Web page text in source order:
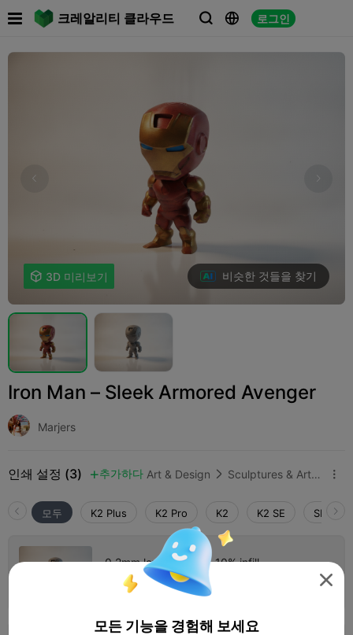
크레알리티 클라우드   로그인
 
 3D 미리보기 비슷한 것들을 찾기
Iron Man – Sleek Armored Avenger
Marjers
인쇄 설정 (3)  추가하다 Art & Design  Sculptures & Artworks 
모두 K2 Plus K2 Pro K2 K2 SE
0.2mm layer, 2 walls, 10% infill
작가 32m 40s  
모든 기능을 경험해 보세요